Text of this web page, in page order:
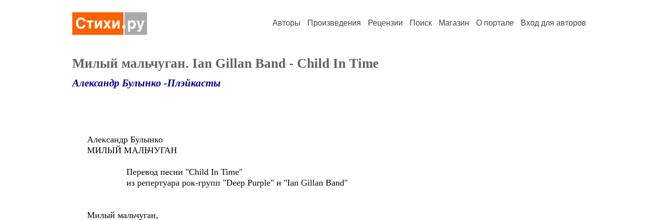
Авторы Произведения Рецензии Поиск Магазин О портале Вход для авторов
Милый мальчуган. Ian Gillan Band - Child In Time
Александр Булынко -Плэйкасты
Александр Булынко
МИЛЫЙ МАЛЬЧУГАН
Перевод песни "Child In Time"
из репертуара рок-групп "Deep Purple" и "Ian Gillan Band"
Милый мальчуган,